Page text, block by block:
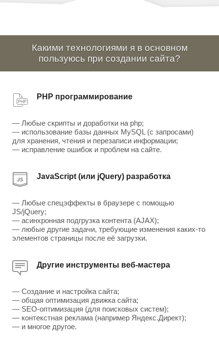
Какими технологиями я в основном
пользуюсь при создании сайта?
PHP программирование
— Любые скрипты и доработки на php;
— использование базы данных MySQL (с запросами)
для хранения, чтения и перезаписи информации;
— исправление ошибок и проблем на сайте.
JavaScript (или jQuery) разработка
— Любые спецэффекты в браузере с помощью
JS/jQuery;
— асинхронная подгрузка контента (AJAX);
— любые другие задачи, требующие изменения каких-то
элементов страницы после её загрузки.
Другие инструменты веб-мастера
— Создание и настройка сайта;
— общая оптимизация движка сайта;
— SEO-оптимизация (для поисковых систем);
— контекстная реклама (например Яндекс.Директ);
— и многое другое.